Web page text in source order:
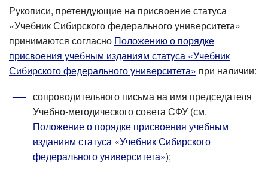
Рукописи, претендующие на присвоение статуса
«Учебник Сибирского федерального университета»
принимаются согласно Положению о порядке
присвоения учебным изданиям статуса «Учебник
Сибирского федерального университета» при наличии:
сопроводительного письма на имя председателя
Учебно-методического совета СФУ (см.
Положение о порядке присвоения учебным
изданиям статуса «Учебник Сибирского
федерального университета»);